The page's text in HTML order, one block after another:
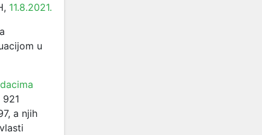
11.8.2021.
u
a njih